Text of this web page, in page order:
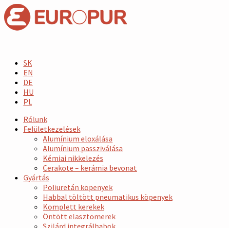
SK
EN
DE
HU
PL
Rólunk
Felületkezelések
Alumínium eloxálása
Alumínium passziválása
Kémiai nikkelezés
Cerakote – kerámia bevonat
Gyártás
Poliuretán köpenyek
Habbal töltött pneumatikus köpenyek
Komplett kerekek
Öntött elasztomerek
Szilárd integrálhabok